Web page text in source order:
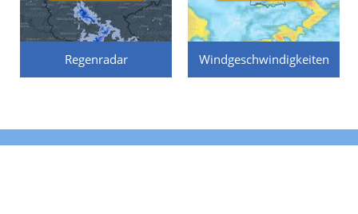
Regenradar Windgeschwindigkeiten